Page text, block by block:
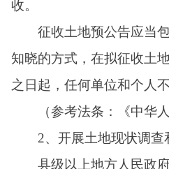
人参加，评估结果是申请征收土地
（参考法条：《中华人民共和
3、拟定征地补偿安置方案
源和社会保障等有关部门拟定征
准、安置对象、安置方式、社会
（参考法条：《中华人民共和
4、发布征地补偿安置方案公告